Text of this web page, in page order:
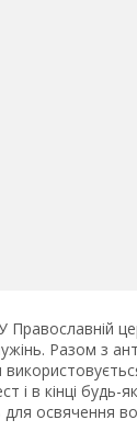
Разом з
в кінці будь-
освячення